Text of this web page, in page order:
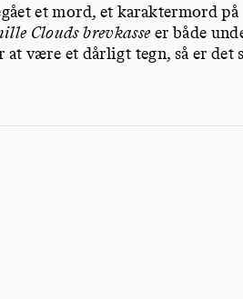
et mord, et karaktermord på
Clouds brevkasse er både
være et dårligt tegn, så er det